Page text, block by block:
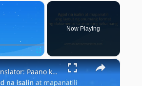
×
Fullscreen
Now Playing
×
Doc Translator: Paano ko magagamit ang tagasalin ng dokumento?